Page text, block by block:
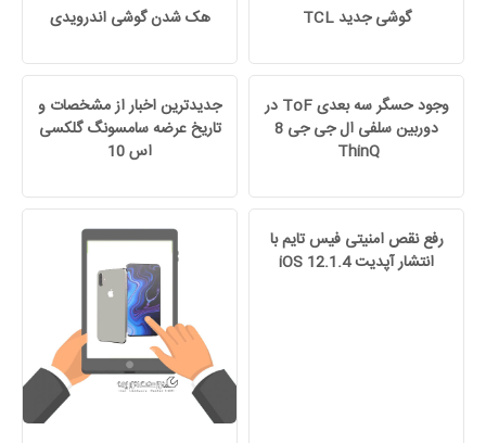
گوشی جدید TCL هک شدن گوشی اندرویدی
وجود حسگر سه‌ بعدی ToF در
دوربین سلفی ال جی جی 8
ThinQ
جدیدترین اخبار از مشخصات و
تاریخ عرضه سامسونگ گلکسی
اس 10
رفع نقص امنیتی فیس تایم با
انتشار آپدیت iOS 12.1.4